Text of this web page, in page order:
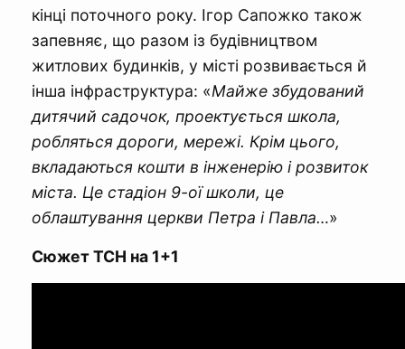
кінці поточного року. Ігор Сапожко також
запевняє, що разом із будівництвом
житлових будинків, у місті розвивається й
інша інфраструктура: «Майже збудований
дитячий садочок, проектується школа,
робляться дороги, мережі. Крім цього,
вкладаються кошти в інженерію і розвиток
міста. Це стадіон 9-ої школи, це
облаштування церкви Петра і Павла…»
Сюжет ТСН на 1+1